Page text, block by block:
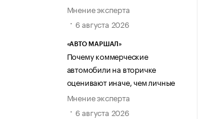
Мнение эксперта
6 августа 2026
«АВТО МАРШАЛ»
Почему коммерческие
автомобили на вторичке
оценивают иначе, чем личные
Мнение эксперта
6 августа 2026